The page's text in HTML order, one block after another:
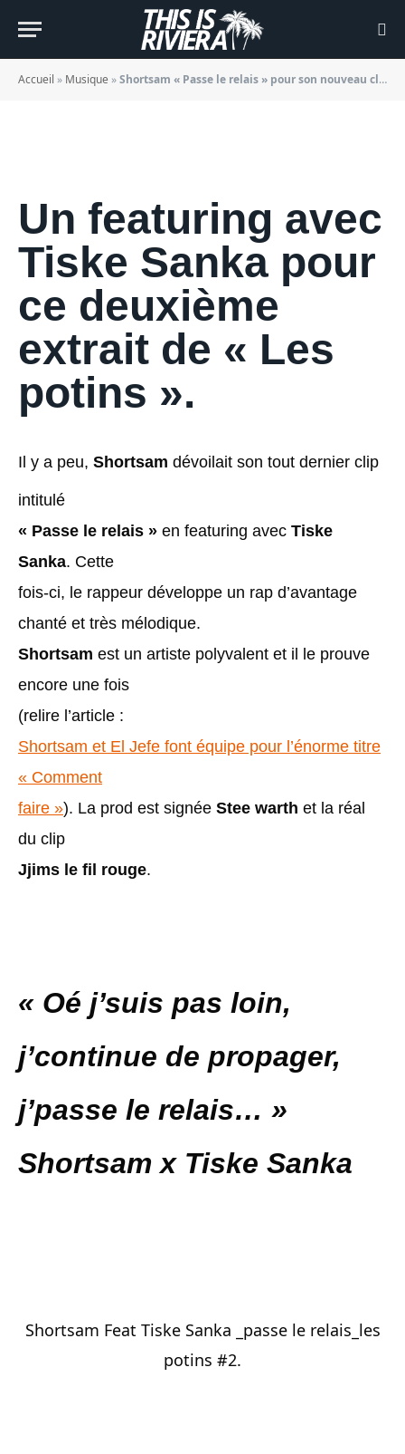
Accueil » Musique »Shortsam « Passe le relais » pour son nouveau clip
pour son nouveau clip
BY JADE MORGANE BLOGGER 30/04/2021
Un featuring avec
Tiske Sanka pour
ce deuxième
extrait de « Les
potins ».
Il y a peu, Shortsam dévoilait son tout dernier clip
intitulé
« Passe le relais » en featuring avec Tiske
Sanka. Cette
fois-ci, le rappeur développe un rap d’avantage
chanté et très mélodique.
Shortsam est un artiste polyvalent et il le prouve
encore une fois
(relire l’article :
Shortsam et El Jefe font équipe pour l’énorme titre
« Comment
faire »). La prod est signée Stee warth et la réal
du clip
Jjims le fil rouge.
« Oé j’suis pas loin,
j’continue de propager,
j’passe le relais… »
Shortsam x Tiske Sanka
Shortsam Feat Tiske Sanka _passe le relais_les
potins #2.